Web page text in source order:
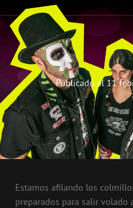
THE BIRRA'S TERROR
Aterrorizando Birras Desde 2010
Publicado el11
Estamos afilando los
preparados para salir volado